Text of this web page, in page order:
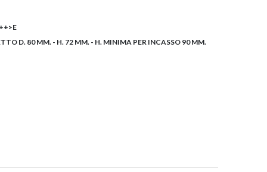
D. 80 MM. - H. 72 MM. - H. MINIMA PER INCASSO 90 MM.